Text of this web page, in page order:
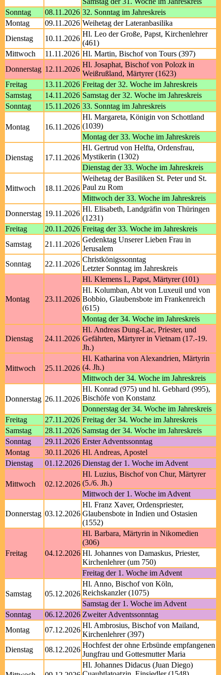
Sonntag
08.11.2026 32. Sonntag im Jahreskreis
Montag
09.11.2026 Weihetag der Lateranbasilika
Dienstag
10.11.2026
Hl. Leo der Große, Papst, Kirchenlehrer
(461)
Mittwoch
11.11.2026 Hl. Martin, Bischof von Tours (397)
Donnerstag 12.11.2026
Hl. Josaphat, Bischof von Polozk in
Weißrußland, Märtyrer (1623)
Freitag
13.11.2026 Freitag der 32. Woche im Jahreskreis
Samstag
14.11.2026 Samstag der 32. Woche im Jahreskreis
Sonntag
15.11.2026 33. Sonntag im Jahreskreis
Montag 16.11.2026
Hl. Margareta, Königin von Schottland
(1039)
Montag der 33. Woche im Jahreskreis
Dienstag 17.11.2026
Hl. Gertrud von Helfta, Ordensfrau,
Mystikerin (1302)
Dienstag der 33. Woche im Jahreskreis
Mittwoch 18.11.2026
Weihetag der Basiliken St. Peter und St.
Paul zu Rom
Mittwoch der 33. Woche im Jahreskreis
Donnerstag 19.11.2026
Hl. Elisabeth, Landgräfin von Thüringen
(1231)
Freitag
20.11.2026 Freitag der 33. Woche im Jahreskreis
Samstag
21.11.2026
Gedenktag Unserer Lieben Frau in
Jerusalem
Sonntag
22.11.2026
Christkönigssonntag
Letzter Sonntag im Jahreskreis
Montag 23.11.2026
Hl. Klemens I., Papst, Märtyrer (101)
Hl. Kolumban, Abt von Luxeuil und von
Bobbio, Glaubensbote im Frankenreich
(615)
Montag der 34. Woche im Jahreskreis
Dienstag 24.11.2026
Hl. Andreas Dung-Lac, Priester, und
Gefährten, Märtyrer in Vietnam (17.-19.
Jh.)
Mittwoch 25.11.2026
Hl. Katharina von Alexandrien, Märtyrin
(4. Jh.)
Mittwoch der 34. Woche im Jahreskreis
Donnerstag 26.11.2026
Hl. Konrad (975) und hl. Gebhard (995),
Bischöfe von Konstanz
Donnerstag der 34. Woche im Jahreskreis
Freitag
27.11.2026 Freitag der 34. Woche im Jahreskreis
Samstag
28.11.2026 Samstag der 34. Woche im Jahreskreis
Sonntag
29.11.2026 Erster Adventssonntag
Montag
30.11.2026 Hl. Andreas, Apostel
Dienstag
01.12.2026 Dienstag der 1. Woche im Advent
Mittwoch 02.12.2026
Hl. Luzius, Bischof von Chur, Märtyrer
(5./6. Jh.)
Mittwoch der 1. Woche im Advent
Donnerstag 03.12.2026
Hl. Franz Xaver, Ordenspriester,
Glaubensbote in Indien und Ostasien
(1552)
Freitag 04.12.2026
Hl. Barbara, Märtyrin in Nikomedien
(306)
Hl. Johannes von Damaskus, Priester,
Kirchenlehrer (um 750)
Freitag der 1. Woche im Advent
Samstag 05.12.2026
Hl. Anno, Bischof von Köln,
Reichskanzler (1075)
Samstag der 1. Woche im Advent
Sonntag
06.12.2026 Zweiter Adventssonntag
Montag
07.12.2026
Hl. Ambrosius, Bischof von Mailand,
Kirchenlehrer (397)
Dienstag
08.12.2026
Hochfest der ohne Erbsünde empfangenen
Jungfrau und Gottesmutter Maria
Hl. Johannes Didacus (Juan Diego)